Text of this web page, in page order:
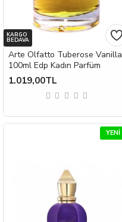
KARGO
BEDAVA
Arte Olfatto Tuberose Vanilla
100ml Edp Kadın Parfüm
1.019,00TL
YENI